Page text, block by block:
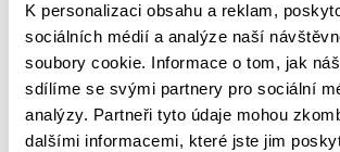
K personalizaci obsahu a reklam,
sociálních médií a analýze naší
soubory cookie. Informace o tom, jak
sdílíme se svými partnery pro sociální
analýzy. Partneři tyto údaje mohou
dalšími informacemi, které jste jim
Město
PSČ
Stát